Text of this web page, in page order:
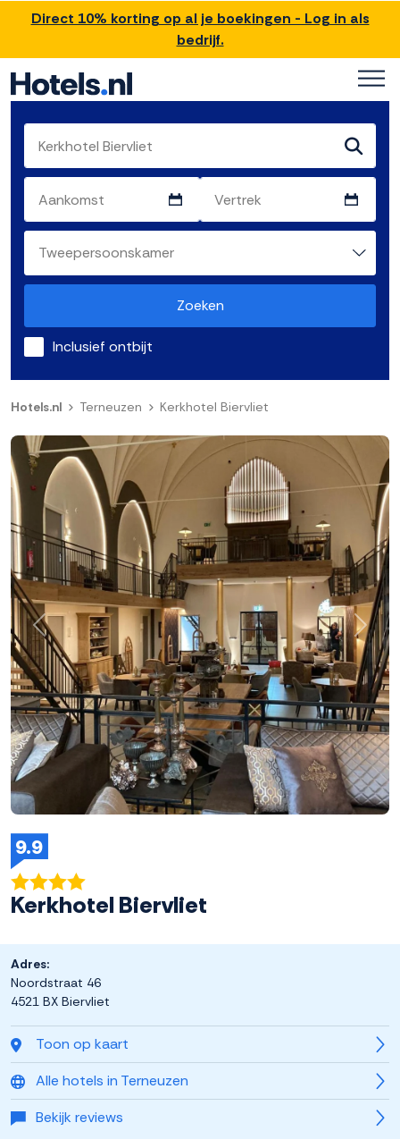
Direct 10% korting op al je boekingen - Log in als
bedrijf.
Zoeken
Inclusief ontbijt
Hotels.nl Terneuzen Kerkhotel Biervliet
9.9
Kerkhotel Biervliet
Toon op kaart
Alle hotels in Terneuzen
Bekijk reviews
Adres:
Noordstraat 46
4521 BX Biervliet